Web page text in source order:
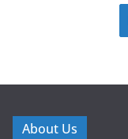
About Us